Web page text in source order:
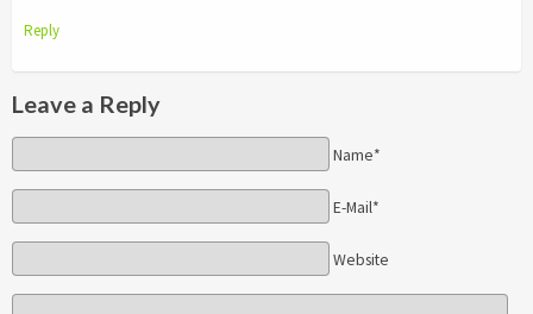
Reply
Leave a Reply
Name*
E-Mail*
Website